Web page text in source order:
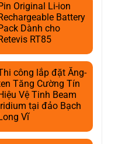
Original Li-ion
Battery
Dành cho
RT85
công lắp đặt Ăng-
Tăng Cường Tín
Vệ Tinh Beam
tại đảo Bạch
Vĩ